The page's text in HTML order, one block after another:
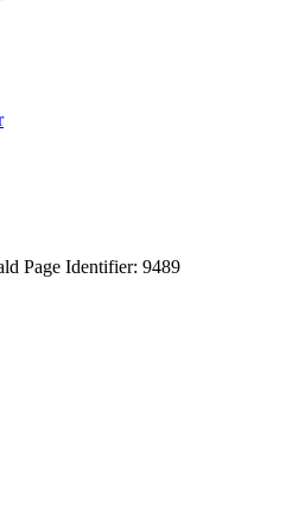
Page Identifier: 9489